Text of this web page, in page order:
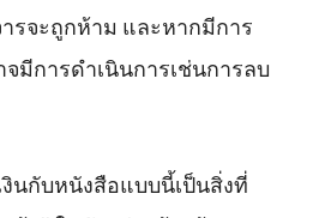
รจะถูกห้าม และหากมีการ
มีการดำเนินการเช่นการลบ
งินกับหนังสือแบบนี้เป็นสิ่งที่